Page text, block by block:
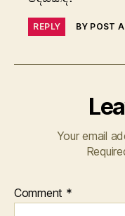
REPLY BY POST
Your email
Comment *